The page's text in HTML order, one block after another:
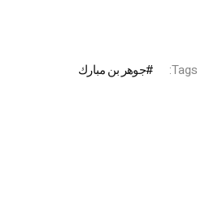
Tags: جوهر بن مبارك